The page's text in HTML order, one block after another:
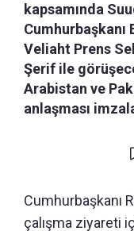
kapsamında
Cumhurbaşkanı
Veliaht Prens
Şerif ile
Arabistan ve
anlaşması
Cumhurbaşkanı
çalışma ziyareti